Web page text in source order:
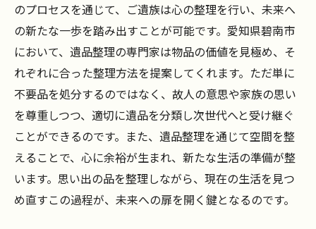
のプロセスを通じて、ご遺族は心の整理を行い、未来へ
の新たな一歩を踏み出すことが可能です。愛知県碧南市
において、遺品整理の専門家は物品の価値を見極め、そ
れぞれに合った整理方法を提案してくれます。ただ単に
不要品を処分するのではなく、故人の意思や家族の思い
を尊重しつつ、適切に遺品を分類し次世代へと受け継ぐ
ことができるのです。また、遺品整理を通じて空間を整
えることで、心に余裕が生まれ、新たな生活の準備が整
います。思い出の品を整理しながら、現在の生活を見つ
め直すこの過程が、未来への扉を開く鍵となるのです。